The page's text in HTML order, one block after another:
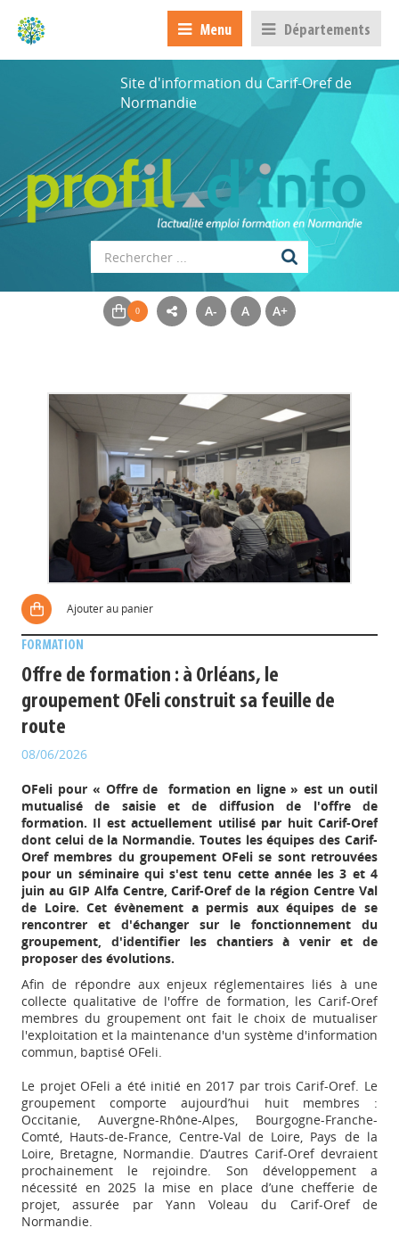
Menu Départements
Site d'information du Carif-Oref de
Normandie
A- A A+
Ajouter au panier
FORMATION
Offre de formation : à Orléans, le
groupement OFeli construit sa feuille de
route
08/06/2026
OFeli pour « Offre de formation en ligne » est un outil
mutualisé de saisie et de diffusion de l'offre de
formation. Il est actuellement utilisé par huit Carif-Oref
dont celui de la Normandie. Toutes les équipes des Carif-
Oref membres du groupement OFeli se sont retrouvées
pour un séminaire qui s'est tenu cette année les 3 et 4
juin au GIP Alfa Centre, Carif-Oref de la région Centre Val
de Loire. Cet évènement a permis aux équipes de se
rencontrer et d'échanger sur le fonctionnement du
groupement, d'identifier les chantiers à venir et de
proposer des évolutions.
Afin de répondre aux enjeux réglementaires liés à une
collecte qualitative de l'offre de formation, les Carif-Oref
membres du groupement ont fait le choix de mutualiser
l'exploitation et la maintenance d'un système d'information
commun, baptisé OFeli.
Le projet OFeli a été initié en 2017 par trois Carif-Oref. Le
groupement comporte aujourd’hui huit membres :
Occitanie, Auvergne-Rhône-Alpes, Bourgogne-Franche-
Comté, Hauts-de-France, Centre-Val de Loire, Pays de la
Loire, Bretagne, Normandie. D’autres Carif-Oref devraient
prochainement le rejoindre. Son développement a
nécessité en 2025 la mise en place d’une chefferie de
projet, assurée par Yann Voleau du Carif-Oref de
Normandie.